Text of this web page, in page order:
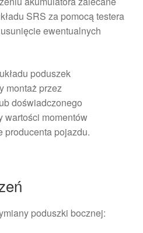
SRS za pomocą testera
ewentualnych
poduszek
montaż przez
doświadczonego
wartości momentów
pojazdu.
poduszki bocznej: